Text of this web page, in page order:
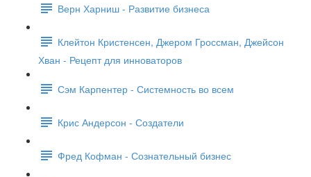
Верн Харниш - Развитие бизнеса
Клейтон Кристенсен, Джером Гроссман, Джейсон
Хван - Рецепт для инноваторов
Сэм Карпентер - Системность во всем
Крис Андерсон - Создатели
Фред Кофман - Сознательный бизнес